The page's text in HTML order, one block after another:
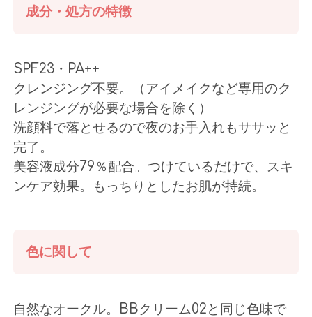
成分・処方の特徴
SPF23・PA++
クレンジング不要。（アイメイクなど専用のク
レンジングが必要な場合を除く）
洗顔料で落とせるので夜のお手入れもササッと
完了。
美容液成分79％配合。つけているだけで、スキ
ンケア効果。もっちりとしたお肌が持続。
色に関して
自然なオークル。BBクリーム02と同じ色味で